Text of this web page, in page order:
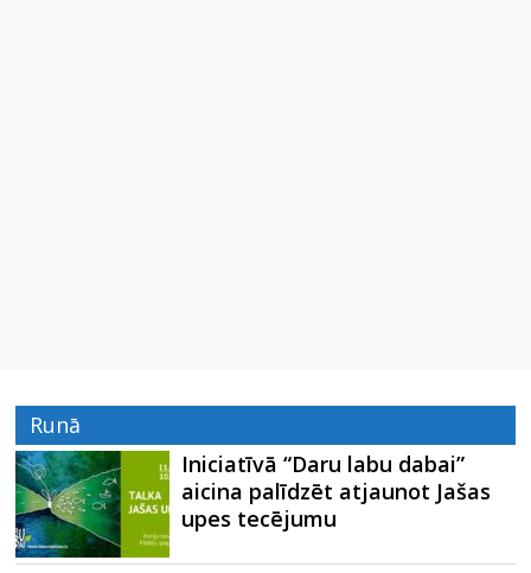
Runā
Iniciatīvā “Daru labu dabai”
aicina palīdzēt atjaunot Jašas
upes tecējumu